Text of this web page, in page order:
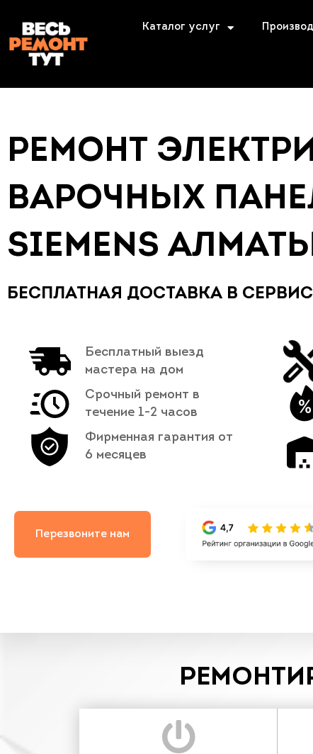
Каталог услуг
РЕМОНТ
ВАРОЧНЫХ
SIEMENS
БЕСПЛАТНАЯ ДОСТАВКА В
Бесплатный выезд
мастера на дом
Срочный ремонт в
течение 1-2 часов
Фирменная гарантия от
6 месяцев
Перезвоните нам